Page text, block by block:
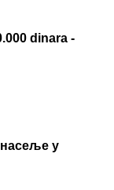
dinara -
насеље у